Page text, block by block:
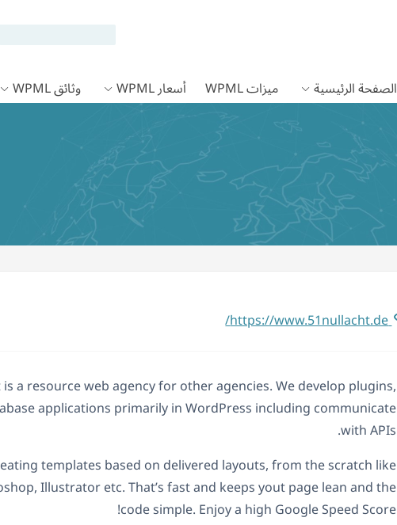
الصفحة الرئيسية
ميزات WPML أسعار WPML وثائق WPML
https://www.51nullacht.de/
a resource web agency for other agencies. We develop plugins,
applications primarily in WordPress including communicate
with APIs.
templates based on delivered layouts, from the scratch like
Illustrator etc. That’s fast and keeps yout page lean and the
code simple. Enjoy a high Google Speed Score!